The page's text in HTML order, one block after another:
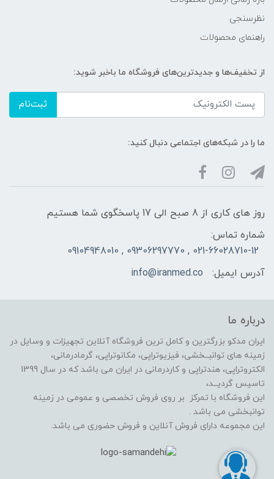
نظرسنجی
راهنمای محصولات
از تخفیف‌ها و جدیدترین‌های فروشگاه ما باخبر شوید:
ثبت‌نام
ما را در شبکه‌های اجتماعی دنبال کنید:
روز های کاری از 8 صبح الی 17 پاسخگوی شما هستیم
شماره تماس:
021-66028710-12 , 09306297770 , 09104948010
آدرس ایمیل:
info@iranmed.co
درباره ما
ایران مدکو بزرگترین و کامل ترین فروشگاه آنلاین تجهیزات و وسایل در
زمینه های توانبــخشی، فیزیوتراپی، مکانوتراپی، گرمادرمانی،
الکتروتراپی، هندتراپی و کاردرمانی در ایران می باشد که در سال 1399
تاسیس گردیــد،
این فروشگاه با تمرکز بر روی فروش تخصصی و عمومی در زمینه
توانبخشی می باشد .
این مجموعه دارای فروش آنلاین و فروش حضوری می باشد.